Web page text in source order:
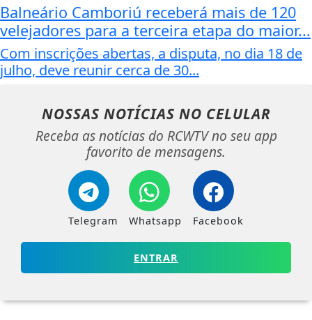
Balneário Camboriú receberá mais de 120
velejadores para a terceira etapa do maior...
Com inscrições abertas, a disputa, no dia 18 de
julho, deve reunir cerca de 30...
NOSSAS NOTÍCIAS NO CELULAR
Receba as notícias do RCWTV no seu app
favorito de mensagens.
Telegram Whatsapp Facebook
ENTRAR